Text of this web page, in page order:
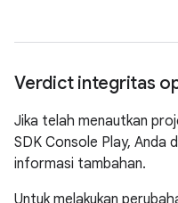
Verdict integritas
Jika telah menautkan
SDK Console Play, Anda
informasi tambahan.
Untuk melakukan